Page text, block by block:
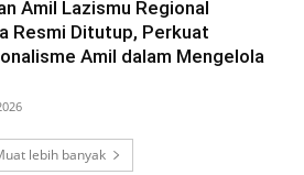
Amil Lazismu Regional
Resmi Ditutup, Perkuat
Amil dalam Mengelola
lebih banyak